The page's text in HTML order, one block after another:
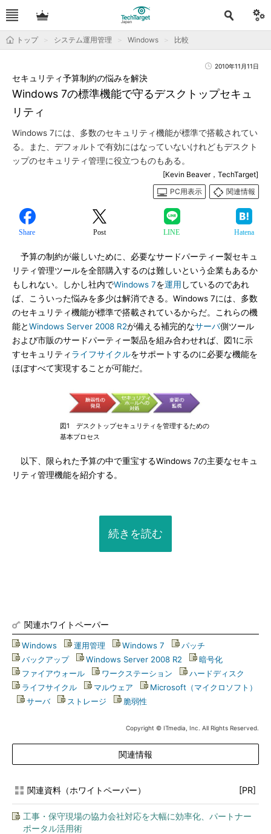
トップ システム運用管理 Windows 比較
2010年11月11日
Windows 7の標準機能で守るデスクトップセキュ
リティ
セキュリティ予算制約の悩みを解決
Windows 7には、多数のセキュリティ機能が標準で搭載されてい
る。また、デフォルトで有効にはなっていないけれどもデスクト
ップのセキュリティ管理に役立つものもある。
[Kevin Beaver，TechTarget]
PC用表示
関連情報
Share Post LINE Hatena
予算の制約が厳しいために、必要なサードパーティー製セキュ
リティ管理ツールを全部購入するのは難しいという企業もあるか
もしれない。しかし社内でWindows 7を運用 しているのであれ
ば、こういった悩みを多少は解消できる。Windows 7には、多数
のセキュリティ機能が標準で搭載されているからだ。これらの機
能とWindows Server 2008 R2が備える補完的なサーバ側ツール
および市販のサードパーティー製品を組み合わせれば、図1に示
すセキュリティ ライフサイクルをサポートするのに必要な機能を
ほぼすべて実現することが可能だ。
図1 デスクトップセキュリティを管理するための
基本プロセス
以下、限られた予算の中で重宝するWindows 7の主要なセキュ
リティ管理機能を紹介する。
続きを読む
関連ホワイトペーパー
Windows 運用管理 Windows 7 パッチ
バックアップ| Windows Server 2008 R2 暗号化
ファイアウォール
ワークステーション ハードディスク
ライフサイクル
マルウェア
Microsoft（マイクロソフト）
サーバ| ストレージ 脆弱性
Copyright © ITmedia, Inc. All Rights Reserved.
関連情報
関連資料（ホワイトペーパー） [PR]
工事・保守現場の協力会社対応を大幅に効率化、パートナー
ポータル活用術